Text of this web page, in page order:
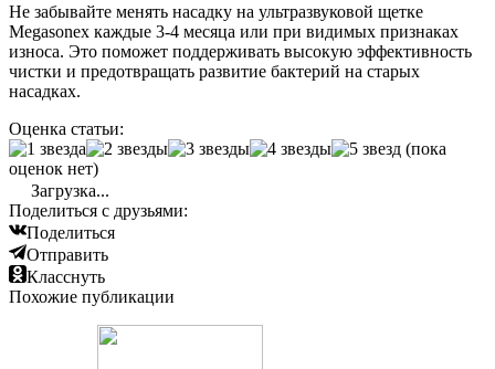
Не забывайте менять насадку на ультразвуковой щетке
Megasonex каждые 3-4 месяца или при видимых признаках
износа. Это поможет поддерживать высокую эффективность
чистки и предотвращать развитие бактерий на старых
насадках.
Оценка статьи:
(пока
оценок нет)
Загрузка...
Поделиться с друзьями:
Поделиться
Отправить
Класснуть
Похожие публикации